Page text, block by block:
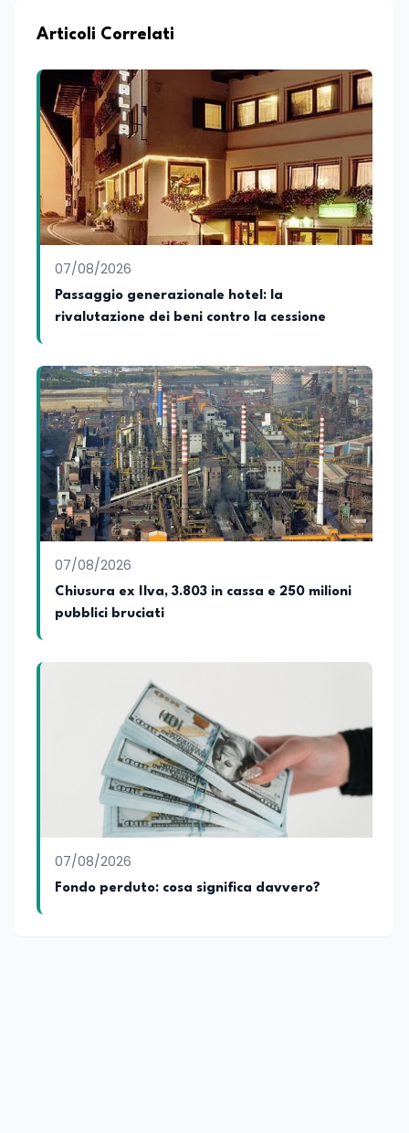
professionale, distinguendosi per una
attive del lavoro e delle dinamiche che
legano istruzione, occupazione e
sviluppo delle competenze. Alla
preparazione economica e professionale
affianca una grande passione per la
lettura e per il giornalismo, che ne
arricchiscono il profilo umano e
culturale. Spazia con disinvoltura tra
diverse tematiche, offrendo sempre il
proprio punto di vista con equilibrio,
sensibilità e spirito critico.
Articoli Correlati
07/08/2026
Passaggio generazionale hotel: la
rivalutazione dei beni contro la cessione
07/08/2026
Chiusura ex Ilva, 3.803 in cassa e 250 milioni
pubblici bruciati
07/08/2026
Fondo perduto: cosa significa davvero?